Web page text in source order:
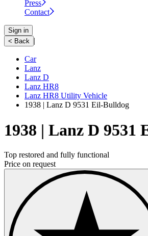
Press
Contact
Sign in
< Back |
Car
Lanz
Lanz D
Lanz HR8
Lanz HR8 Utility Vehicle
1938 | Lanz D 9531 Eil-Bulldog
1938 | Lanz D 9531
Top restored and fully functional
Price on request